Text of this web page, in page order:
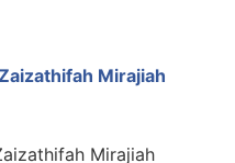
Mirajiah
Mirajiah